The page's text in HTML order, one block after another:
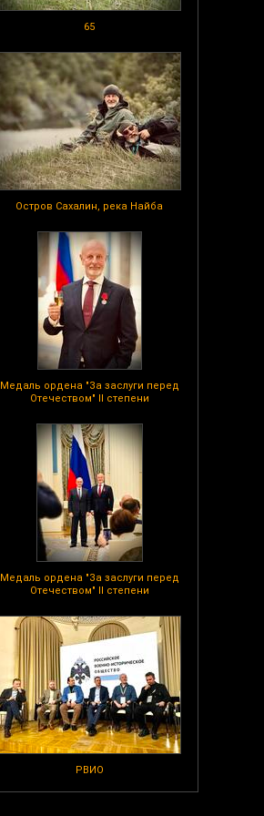
65
Остров Сахалин, река Найба
Медаль ордена "За заслуги перед
Отечеством" II степени
Медаль ордена "За заслуги перед
Отечеством" II степени
РВИО